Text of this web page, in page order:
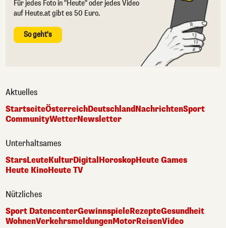
Für jedes Foto in "Heute" oder jedes Video
auf Heute.at gibt es 50 Euro.
So geht's
Aktuelles
StartseiteÖsterreichDeutschlandNachrichtenSport
CommunityWetterNewsletter
Unterhaltsames
StarsLeuteKulturDigital HoroskopHeute Games
Heute KinoHeute TV
Nützliches
Sport DatencenterGewinnspieleRezepteGesundheit
WohnenVerkehrsmeldungenMotorReisenVideo